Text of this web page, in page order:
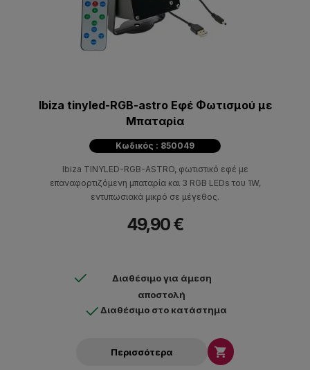
Ibiza tinyled-RGB-astro Eφέ Φωτισμού με
Μπαταρία
Κωδικός : 850049
Ibiza TINYLED-RGB-ASTRO, φωτιστικό εφέ με
επαναφορτιζόμενη μπαταρία και 3 RGB LEDs του 1W,
εντυπωσιακά μικρό σε μέγεθος.
49,90 €
Διαθέσιμο για άμεση
αποστολή
Διαθέσιμο στο κατάστημα
Περισσότερα 